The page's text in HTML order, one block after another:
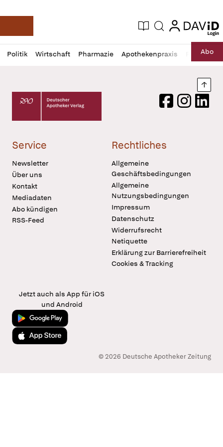
Deutsche Apotheker Zeitung
Aktuelle Ausgabe
Suche login
login
Politik Wirtschaft Pharmazie Apothekenpraxis RechtAbo
Profil
öffnen
Daz
Pur
Deutscher Apotheker Verlag Logo
FacebookInstagram
Service
Newsletter
Über uns
Kontakt
Mediadaten
Abo kündigen
RSS-Feed
Rechtliches
Allgemeine
Geschäftsbedingungen
Allgemeine
Nutzungsbedingungen
Impressum
Datenschutz
Widerrufsrecht
Netiquette
Erklärung zur Barrierefreiheit
Cookies & Tracking
Jetzt auch als App für iOS
und Android
Jetzt bei Google Play
Laden im App Store
© 2026 Deutsche Apotheker Zeitung